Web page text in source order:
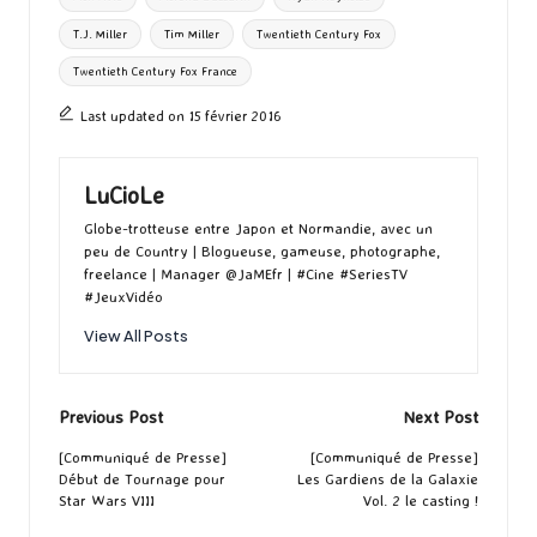
T.J. Miller Tim Miller Twentieth Century Fox
Twentieth Century Fox France
Last updated on 15 février 2016
LuCioLe
Globe-trotteuse entre Japon et Normandie, avec un
peu de Country | Blogueuse, gameuse, photographe,
freelance | Manager @JaMEfr | #Cine #SeriesTV
#JeuxVidéo
View All Posts
Post
navigation
Previous Post
[Communiqué de Presse]
Début de Tournage pour
Star Wars VIII
Next Post
[Communiqué de Presse]
Les Gardiens de la Galaxie
Vol. 2 le casting !